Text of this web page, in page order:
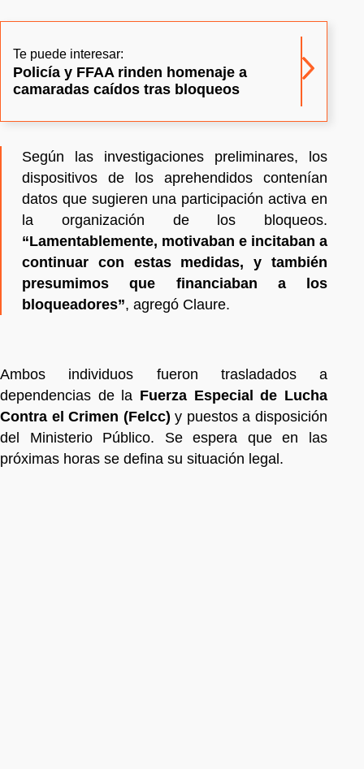
Te puede interesar:
Policía y FFAA rinden homenaje a
camaradas caídos tras bloqueos
Según las investigaciones preliminares, los
dispositivos de los aprehendidos contenían
datos que sugieren una participación activa en
la organización de los bloqueos.
“Lamentablemente, motivaban e incitaban a
continuar con estas medidas, y también
presumimos que financiaban a los
bloqueadores”, agregó Claure.
Ambos individuos fueron trasladados a
dependencias de la Fuerza Especial de Lucha
Contra el Crimen (Felcc) y puestos a disposición
del Ministerio Público. Se espera que en las
próximas horas se defina su situación legal.